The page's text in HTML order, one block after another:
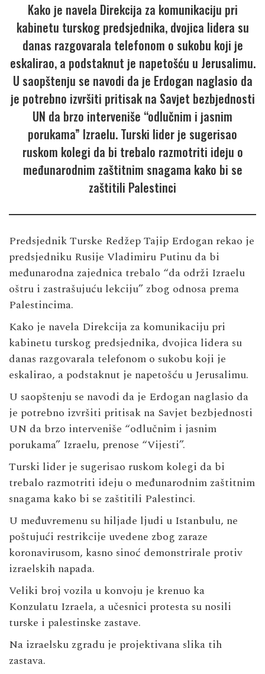
Kako je navela Direkcija za komunikaciju pri
kabinetu turskog predsjednika, dvojica lidera su
danas razgovarala telefonom o sukobu koji je
eskalirao, a podstaknut je napetošću u Jerusalimu.
U saopštenju se navodi da je Erdogan naglasio da
je potrebno izvršiti pritisak na Savjet bezbjednosti
UN da brzo interveniše “odlučnim i jasnim
porukama” Izraelu. Turski lider je sugerisao
ruskom kolegi da bi trebalo razmotriti ideju o
međunarodnim zaštitnim snagama kako bi se
zaštitili Palestinci
Predsjednik Turske Redžep Tajip Erdogan rekao je
predsjedniku Rusije Vladimiru Putinu da bi
međunarodna zajednica trebalo “da održi Izraelu
oštru i zastrašujuću lekciju” zbog odnosa prema
Palestincima.
Kako je navela Direkcija za komunikaciju pri
kabinetu turskog predsjednika, dvojica lidera su
danas razgovarala telefonom o sukobu koji je
eskalirao, a podstaknut je napetošću u Jerusalimu.
U saopštenju se navodi da je Erdogan naglasio da
je potrebno izvršiti pritisak na Savjet bezbjednosti
UN da brzo interveniše “odlučnim i jasnim
porukama” Izraelu, prenose “Vijesti”.
Turski lider je sugerisao ruskom kolegi da bi
trebalo razmotriti ideju o međunarodnim zaštitnim
snagama kako bi se zaštitili Palestinci.
U međuvremenu su hiljade ljudi u Istanbulu, ne
poštujući restrikcije uvedene zbog zaraze
koronavirusom, kasno sinoć demonstrirale protiv
izraelskih napada.
Veliki broj vozila u konvoju je krenuo ka
Konzulatu Izraela, a učesnici protesta su nosili
turske i palestinske zastave.
Na izraelsku zgradu je projektivana slika tih
zastava.